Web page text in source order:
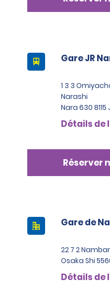
Gare JR
1 3 3
Narashi
Nara 630 8115
Détails de
Réserver
Gare de
22 7 2
Osaka Shi
Détails de